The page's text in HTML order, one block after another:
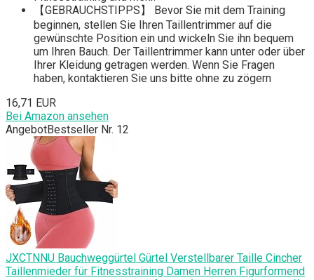
【GEBRAUCHSTIPPS】 Bevor Sie mit dem Training
beginnen, stellen Sie Ihren Taillentrimmer auf die
gewünschte Position ein und wickeln Sie ihn bequem
um Ihren Bauch. Der Taillentrimmer kann unter oder über
Ihrer Kleidung getragen werden. Wenn Sie Fragen
haben, kontaktieren Sie uns bitte ohne zu zögern
16,71 EUR
Bei Amazon ansehen
AngebotBestseller Nr. 12
JXCTNNU Bauchweggürtel Gürtel Verstellbarer Taille Cincher
Taillenmieder für Fitnesstraining Damen Herren Figurformend